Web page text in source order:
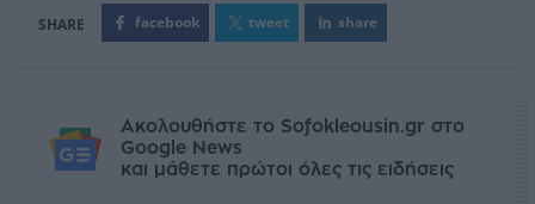
facebook tweet share
Ακολουθήστε το Sofokleousin.gr στο
Google News
και μάθετε πρώτοι όλες τις ειδήσεις